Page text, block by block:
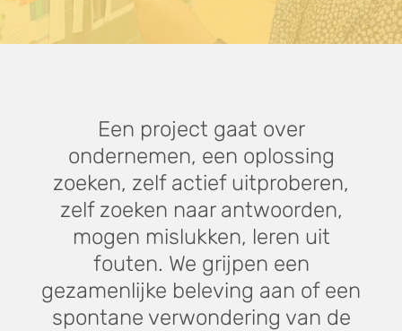
Een project gaat over
ondernemen, een oplossing
zoeken, zelf actief uitproberen,
zelf zoeken naar antwoorden,
mogen mislukken, leren uit
fouten. We grijpen een
gezamenlijke beleving aan of een
spontane verwondering van de